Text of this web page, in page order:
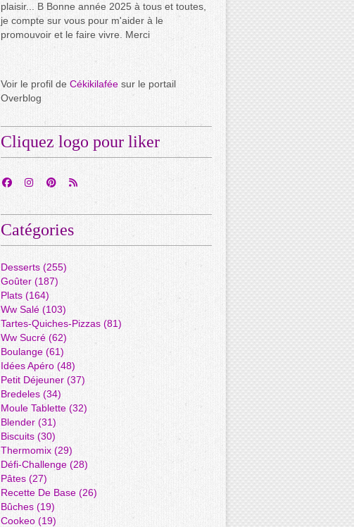
plaisir... B Bonne année 2025 à tous et toutes,
je compte sur vous pour m'aider à le
promouvoir et le faire vivre. Merci
Voir le profil de Cékikilafée sur le portail
Overblog
Cliquez logo pour liker
Catégories
Desserts (255)
Goûter (187)
Plats (164)
Ww Salé (103)
Tartes-Quiches-Pizzas (81)
Ww Sucré (62)
Boulange (61)
Idées Apéro (48)
Petit Déjeuner (37)
Bredeles (34)
Moule Tablette (32)
Blender (31)
Biscuits (30)
Thermomix (29)
Défi-Challenge (28)
Pâtes (27)
Recette De Base (26)
Bûches (19)
Cookeo (19)